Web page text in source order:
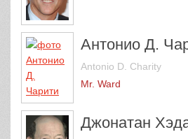
Антонио Д.
Antonio D. Charity
Mr. Ward
Джонатан